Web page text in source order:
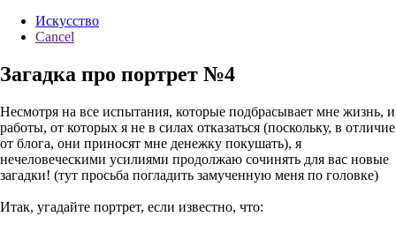
Искусство
Cancel
Загадка про портрет №4
Несмотря на все испытания, которые подбрасывает мне жизнь, и
работы, от которых я не в силах отказаться (поскольку, в отличие
от блога, они приносят мне денежку покушать), я
нечеловеческими усилиями продолжаю сочинять для вас новые
загадки! (тут просьба погладить замученную меня по головке)
Итак, угадайте портрет, если известно, что: